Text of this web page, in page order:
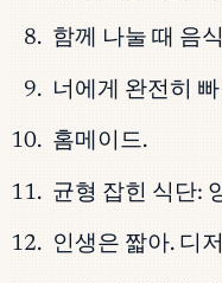
함께 나눌 때 음
너에게 완전히
홈메이드.
균형 잡힌 식단:
인생은 짧아. 디